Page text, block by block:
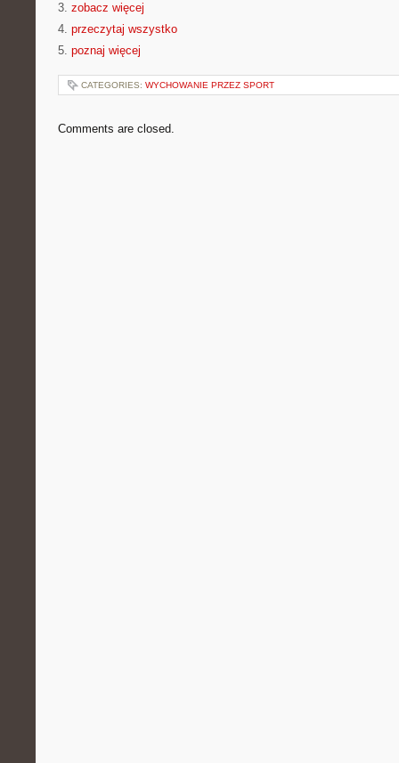
3. zobacz więcej
4. przeczytaj wszystko
5. poznaj więcej
CATEGORIES: WYCHOWANIE PRZEZ SPORT
Comments are closed.